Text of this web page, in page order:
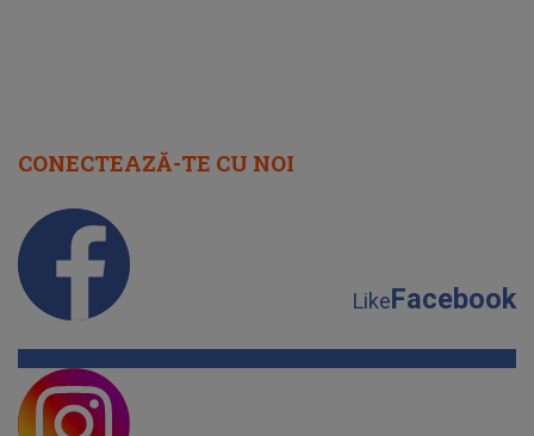
CONECTEAZĂ-TE CU NOI
LikeFacebook